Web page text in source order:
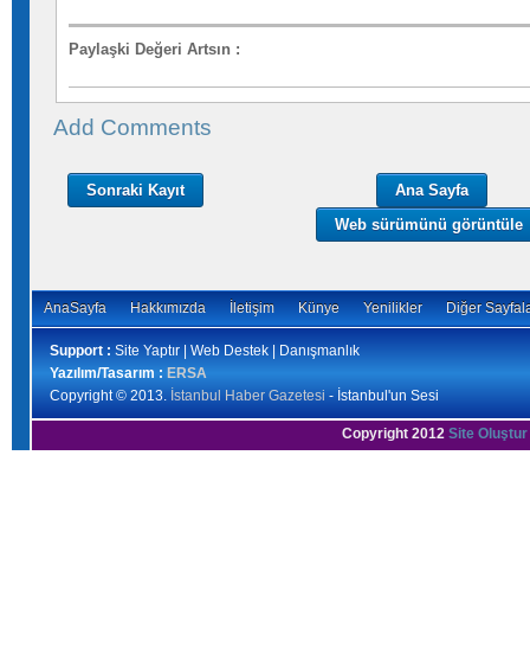
Paylaşki Değeri Artsın :
Add Comments
Sonraki Kayıt
Ana Sayfa
Web sürümünü görüntüle
AnaSayfa Hakkımızda İletişim Künye Yenilikler Diğer
Support : Site Yaptır | Web Destek | Danışmanlık
Yazılım/Tasarım : ERSA
Copyright © 2013. İstanbul Haber Gazetesi - İstanbul'un Sesi
Copyright 2012 Site Oluştur